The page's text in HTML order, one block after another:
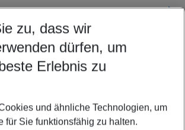
which suits your best
airport
range
08/27 5-8 nights
zu, dass wir
dürfen, um
Erlebnis zu
und ähnliche Technologien, um
für Sie funktionsfähig zu halten.